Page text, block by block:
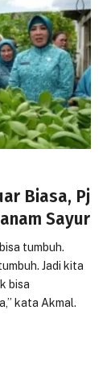
Biasa, Pj
Sayur
tumbuh.
Jadi kita
bisa
kata Akmal.